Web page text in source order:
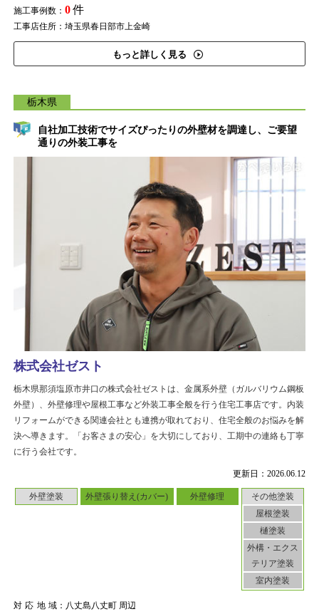
施工事例数： 0件
工事店住所：埼玉県春日部市上金崎
もっと詳しく見る
栃木県
自社加工技術でサイズぴったりの外壁材を調達し、ご要望
通りの外装工事を
更新日：2026.06.12
外壁塗装 外壁張り替え(カバー) 外壁修理
その他塗装
屋根塗装
樋塗装
外構・エクス
テリア塗装
室内塗装
対応地域：八丈島八丈町 周辺
株式会社ゼスト
栃木県那須塩原市井口の株式会社ゼストは、金属系外壁（ガルバリウム鋼板
外壁）、外壁修理や屋根工事など外装工事全般を行う住宅工事店です。内装
リフォームができる関連会社とも連携が取れており、住宅全般のお悩みを解
決へ導きます。「お客さまの安心」を大切にしており、工期中の連絡も丁寧
に行う会社です。